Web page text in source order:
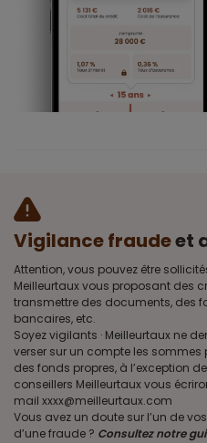
Vigilance fraudeet
Attention, vous pouvez être
Meilleurtaux vous proposant des
transmettre des documents, des
bancaires, etc.
Soyez vigilants · Meilleurtaux ne
verser sur un compte les sommes
des fonds propres, à l’exception
conseillers Meilleurtaux vous
mail xxxx@meilleurtaux.com
Vous avez un doute sur l’un de
d’une fraude ? Consultez notre